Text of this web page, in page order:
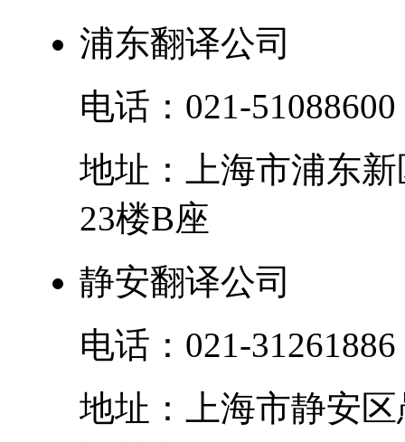
浦东翻译公司
电话： 021-51088600
地址：
上海市浦东新
23楼B座
静安翻译公司
电话： 021-31261886
地址：
上海市静安区